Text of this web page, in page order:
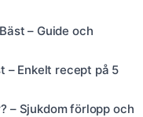
– Guide och
– Enkelt recept på 5
– Sjukdom förlopp och